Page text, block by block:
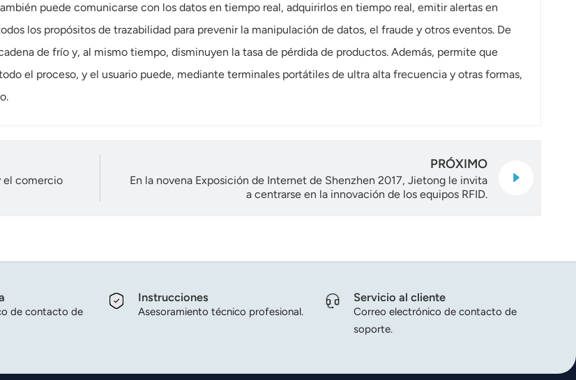
puede comunicarse con los datos en tiempo real, adquirirlos en tiempo real, emitir alertas en
los propósitos de trazabilidad para prevenir la manipulación de datos, el fraude y otros eventos. De
de frío y, al mismo tiempo, disminuyen la tasa de pérdida de productos. Además, permite que
el proceso, y el usuario puede, mediante terminales portátiles de ultra alta frecuencia y otras formas,
el comercio
PRÓXIMO
En la novena Exposición de Internet de Shenzhen 2017, Jietong le invita
a centrarse en la innovación de los equipos RFID.
de contacto de
Instrucciones
Asesoramiento técnico profesional.
Servicio al cliente
Correo electrónico de contacto de
soporte.